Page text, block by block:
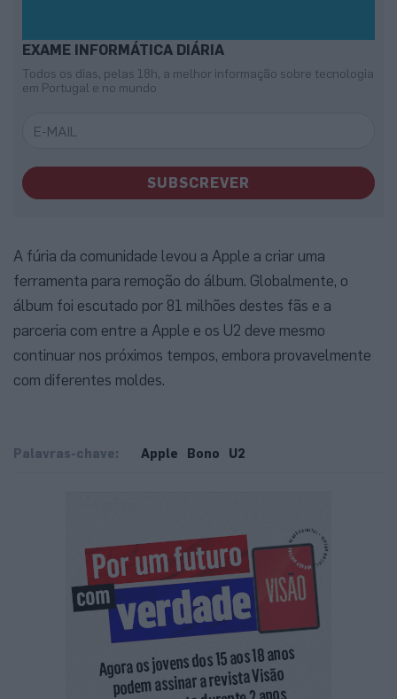
EXAME INFORMÁTICA DIÁRIA
Todos os dias, pelas 18h, a melhor informação sobre tecnologia
em Portugal e no mundo
SUBSCREVER
A fúria da comunidade levou a Apple a criar uma
ferramenta para remoção do álbum. Globalmente, o
álbum foi escutado por 81 milhões destes fãs e a
parceria com entre a Apple e os U2 deve mesmo
continuar nos próximos tempos, embora provavelmente
com diferentes moldes.
Palavras-chave: Apple Bono U2